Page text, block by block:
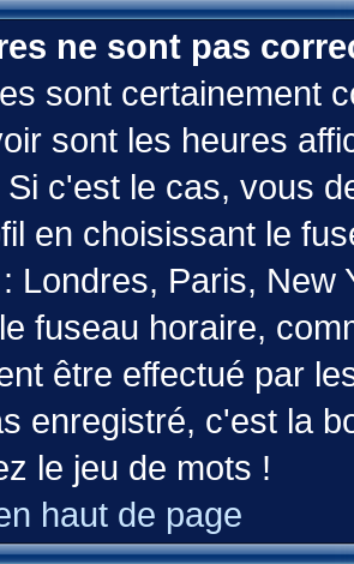
ne sont pas
sont certainement
sont les heures
c'est le cas, vous
en choisissant le
Londres, Paris, New
fuseau horaire,
être effectué par
enregistré, c'est la
le jeu de mots !
haut de page